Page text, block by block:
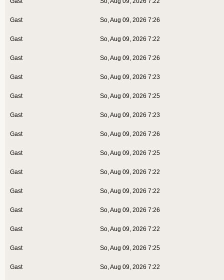
Gast So, Aug 09, 2026 7:26
Gast So, Aug 09, 2026 7:22
Gast So, Aug 09, 2026 7:26
Gast So, Aug 09, 2026 7:23
Gast So, Aug 09, 2026 7:25
Gast So, Aug 09, 2026 7:23
Gast So, Aug 09, 2026 7:26
Gast So, Aug 09, 2026 7:25
Gast So, Aug 09, 2026 7:22
Gast So, Aug 09, 2026 7:22
Gast So, Aug 09, 2026 7:26
Gast So, Aug 09, 2026 7:22
Gast So, Aug 09, 2026 7:25
Gast So, Aug 09, 2026 7:22